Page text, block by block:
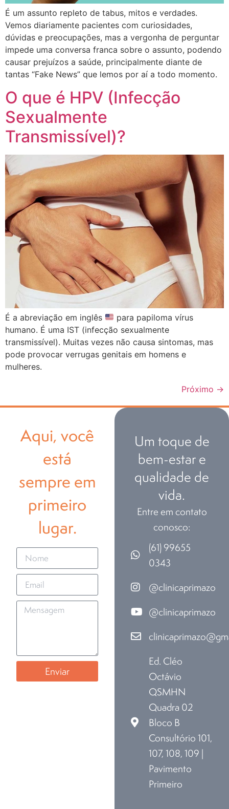
É um assunto repleto de tabus, mitos e verdades.
Vemos diariamente pacientes com curiosidades,
dúvidas e preocupações, mas a vergonha de perguntar
impede uma conversa franca sobre o assunto, podendo
causar prejuízos a saúde, principalmente diante de
tantas “Fake News” que lemos por aí a todo momento.
O que é HPV (Infecção
Sexualmente
Transmissível)?
É a abreviação em inglês
para papiloma vírus
humano. É uma IST (infecção sexualmente
transmissível). Muitas vezes não causa sintomas, mas
pode provocar verrugas genitais em homens e
mulheres.
Próximo →
Aqui, você
está
sempre em
primeiro
lugar.
Enviar
Um toque de
bem-estar e
qualidade de
vida.
Entre em contato
conosco:
(61) 99655
0343
@clinicaprimazo
@clinicaprimazo
Ed. Cléo
Octávio
QSMHN
Quadra 02
Bloco B
Consultório 101,
107, 108, 109 |
Pavimento
Primeiro